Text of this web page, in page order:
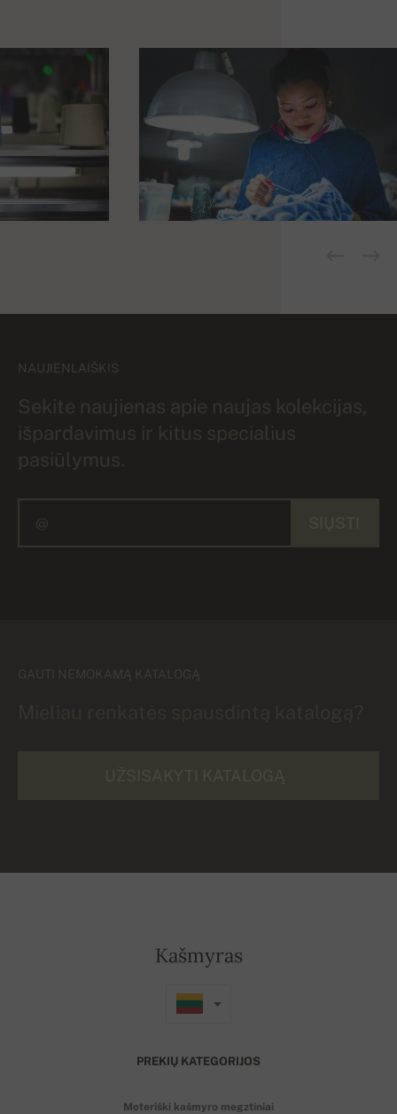
NAUJIENLAIŠKIS
Sekite naujienas apie naujas kolekcijas,
išpardavimus ir kitus specialius
pasiūlymus.
GAUTI NEMOKAMĄ KATALOGĄ
Kašmyras
PREKIŲ KATEGORIJOS
Moteriški kašmyro megztiniai